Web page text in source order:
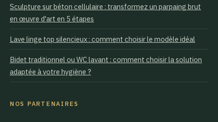
Sculpture sur béton cellulaire : transformez un parpaing brut
en œuvre d'art en 5 étapes
Lave linge top silencieux : comment choisir le modèle idéal
Bidet traditionnel ou WC lavant : comment choisir la solution
adaptée à votre hygiène ?
NOS PARTENAIRES